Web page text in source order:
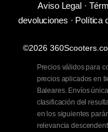
Aviso Legal·
devoluciones · Política
©2026
Precios válidos para
precios aplicados en
Baleares. Envíos
clasificación del
en los siguientes
relevancia